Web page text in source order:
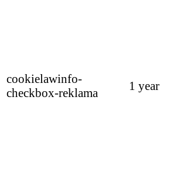
cookielawinfo-
checkbox-reklama
1 year